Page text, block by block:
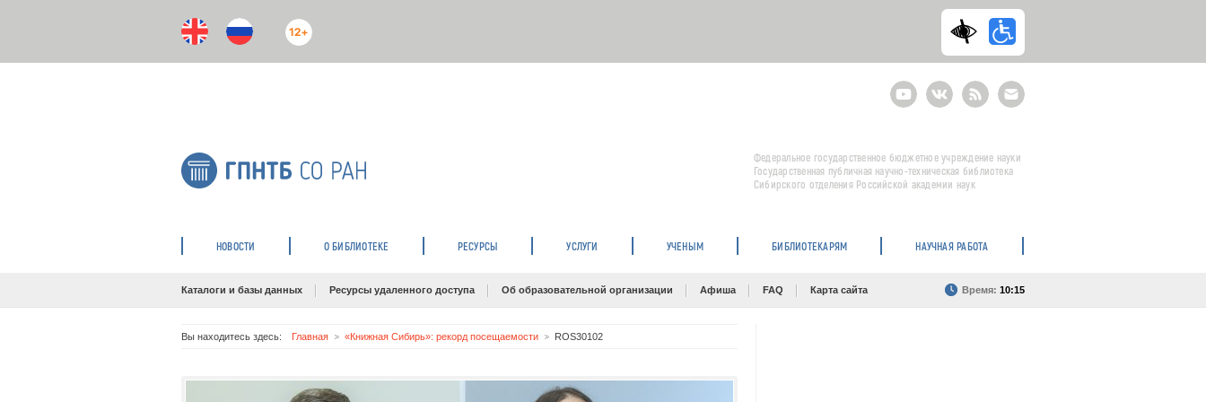
12+
YoutubeВКонтактеRSS
E-
mail
подписка
Федеральное государственное бюджетное учреждение науки
Государственная публичная научно-техническая библиотека
Сибирского отделения Российской академии наук
НОВОСТИ О БИБЛИОТЕКЕ РЕСУРСЫ УСЛУГИ УЧЕНЫМ БИБЛИОТЕКАРЯМ НАУЧНАЯ РАБОТА
Каталоги и базы данных Ресурсы удаленного доступа Об образовательной организации Афиша FAQ Карта сайта Время: 10:15
Вы находитесь здесь: Главная «Книжная Сибирь»: рекорд посещаемости ROS30102